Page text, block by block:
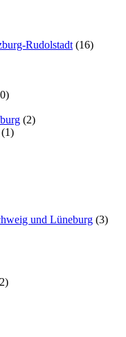
Rudolstadt (16)
(2)
(1)
und Lüneburg (3)